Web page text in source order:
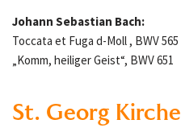
Johann Sebastian Bach:
Toccata et Fuga d-Moll , BWV 565
„Komm, heiliger Geist“, BWV 651
St. Georg Kirche